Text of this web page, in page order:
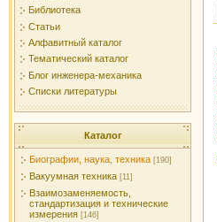
Библиотека
Статьи
Алфавитный каталог
Тематический каталог
Блог инженера-механика
Списки литературы
Каталог
Биографии, наука, техника [190]
Вакуумная техника [11]
Взаимозаменяемость,
стандартизация и технические
измерения [146]